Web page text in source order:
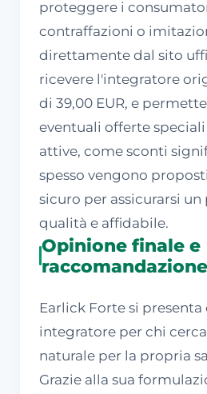
proteggere i
contraffazioni o
direttamente dal sito
ricevere l'integratore
di 39,00 EUR, e
eventuali offerte
attive, come sconti
spesso vengono
sicuro per assicurarsi
qualità e affidabile.
Opinione finale e
raccomandazione
Earlick Forte si
integratore per chi
naturale per la propria
Grazie alla sua